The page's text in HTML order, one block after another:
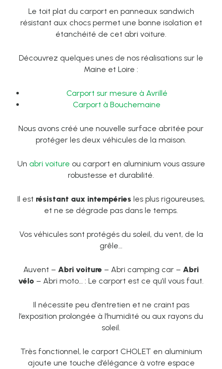
Le toit plat du carport en panneaux sandwich
résistant aux chocs permet une bonne isolation et
étanchéité de cet abri voiture.
Découvrez quelques unes de nos réalisations sur le
Maine et Loire :
Carport sur mesure à Avrillé
Carport à Bouchemaine
Nous avons créé une nouvelle surface abritée pour
protéger les deux véhicules de la maison.
Un abri voiture ou carport en aluminium vous assure
robustesse et durabilité.
Il est résistant aux intempéries les plus rigoureuses,
et ne se dégrade pas dans le temps.
Vos véhicules sont protégés du soleil, du vent, de la
grêle…
Auvent – Abri voiture – Abri camping car – Abri
vélo – Abri moto… : Le carport est ce qu’il vous faut.
Il nécessite peu d’entretien et ne craint pas
l’exposition prolongée à l’humidité ou aux rayons du
soleil.
Très fonctionnel, le carport CHOLET en aluminium
ajoute une touche d’élégance à votre espace